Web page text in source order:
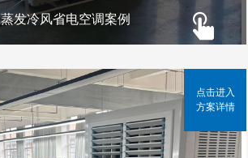
蒸发冷风省电空调案例
点击进入
方案详情